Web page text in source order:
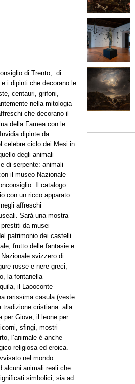
di Trento, di
i dipinti che decorano le
centauri, grifoni,
nella mitologia
che decorano il
della Famea con le
dipinte da
celebre ciclo dei Mesi in
degli animali
di serpente: animali
il museo Nazionale
Il catalogo
con un ricco apparato
affreschi
Sarà una mostra
da musei
patrimonio dei castelli
frutto delle fantasie e
svizzero di
rosse e nere greci,
la fontanella
il Laooconte
rarissima casula (veste
tradizione cristiana alla
per Giove, il leone per
sfingi, mostri
l’animale è anche
religiosa ed eroica.
nel mondo
alcuni animali reali che
simbolici, sia ad